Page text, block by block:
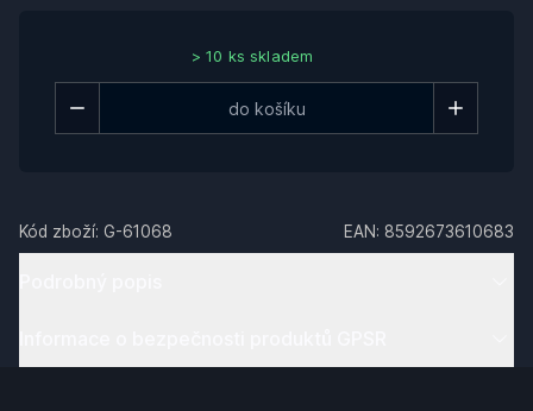
> 10 ks skladem
Kód zboží: G-61068 EAN: 8592673610683